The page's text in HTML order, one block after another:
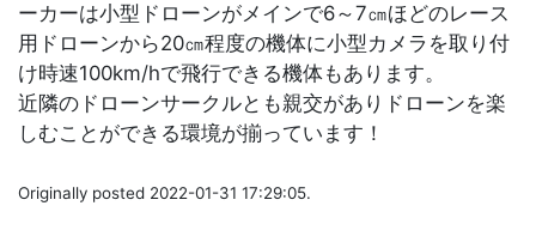
ーカーは小型ドローンがメインで6～7㎝ほどのレース
用ドローンから20㎝程度の機体に小型カメラを取り付
け時速100km/hで飛行できる機体もあります。
近隣のドローンサークルとも親交がありドローンを楽
しむことができる環境が揃っています！
Originally posted 2022-01-31 17:29:05.